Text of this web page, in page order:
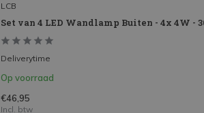
LCB
Set van 4 LED Wandlamp Buiten - 4x 4W -
Deliverytime
Op voorraad
€46,95
Incl. btw